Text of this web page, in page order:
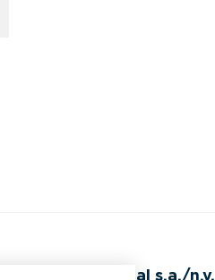
BEAL International s.a./n.v.